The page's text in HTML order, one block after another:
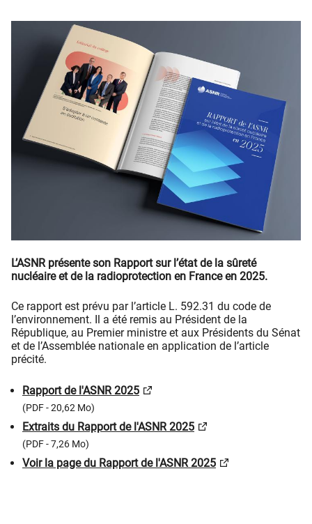
L’ASNR présente son Rapport sur l’état de la sûreté
nucléaire et de la radioprotection en France en 2025.
Ce rapport est prévu par l’article L. 592.31 du code de
l’environnement. Il a été remis au Président de la
République, au Premier ministre et aux Présidents du Sénat
et de l’Assemblée nationale en application de l’article
précité.
Rapport de l'ASNR 2025
(PDF - 20,62 Mo)
Extraits du Rapport de l'ASNR 2025
(PDF - 7,26 Mo)
Voir la page du Rapport de l'ASNR 2025